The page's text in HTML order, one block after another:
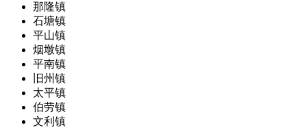
那隆镇
石塘镇
平山镇
烟墩镇
平南镇
旧州镇
太平镇
伯劳镇
文利镇